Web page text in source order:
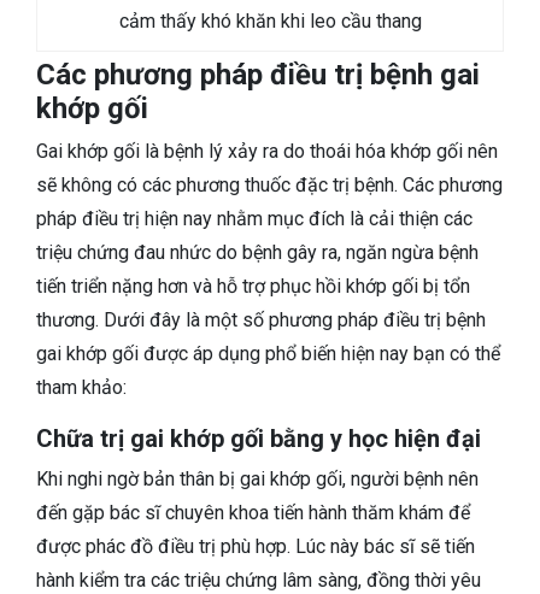
cảm thấy khó khăn khi leo cầu thang
Các phương pháp điều trị bệnh gai
khớp gối
Gai khớp gối là bệnh lý xảy ra do thoái hóa khớp gối nên
sẽ không có các phương thuốc đặc trị bệnh. Các phương
pháp điều trị hiện nay nhằm mục đích là cải thiện các
triệu chứng đau nhức do bệnh gây ra, ngăn ngừa bệnh
tiến triển nặng hơn và hỗ trợ phục hồi khớp gối bị tổn
thương. Dưới đây là một số phương pháp điều trị bệnh
gai khớp gối được áp dụng phổ biến hiện nay bạn có thể
tham khảo:
Chữa trị gai khớp gối bằng y học hiện đại
Khi nghi ngờ bản thân bị gai khớp gối, người bệnh nên
đến gặp bác sĩ chuyên khoa tiến hành thăm khám để
được phác đồ điều trị phù hợp. Lúc này bác sĩ sẽ tiến
hành kiểm tra các triệu chứng lâm sàng, đồng thời yêu